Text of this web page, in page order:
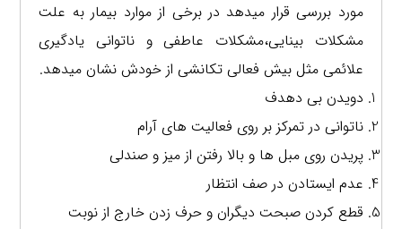
مورد بررسی قرار میدهد در برخی از موارد بیمار به علت
مشکلات بینایی،مشکلات عاطفی و ناتوانی یادگیری
علائمی مثل بیش فعالی تکانشی از خودش نشان میدهد.
دویدن بی دهدف
ناتوانی در تمرکز بر روی فعالیت های آرام
پریدن روی مبل ها و بالا رفتن از میز و صندلی
عدم ایستادن در صف انتظار
قطع کردن صبحت دیگران و حرف زدن خارج از نوبت